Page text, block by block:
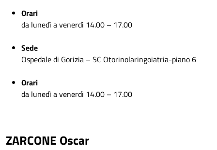
Orari
da lunedì a venerdì 14.00 – 17.00
Sede
Ospedale di Gorizia – SC Otorinolaringoiatria-piano 6
Orari
da lunedì a venerdì 14.00 – 17.00
ZARCONE Oscar